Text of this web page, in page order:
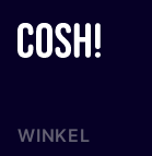
WINKEL